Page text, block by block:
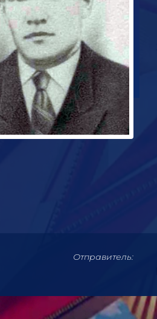
Отправитель: